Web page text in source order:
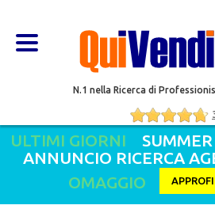
N.1 nella Ricerca di
ULTIMI GIORNI SUMMER
ANNUNCIO RICERCA
OMAGGIO